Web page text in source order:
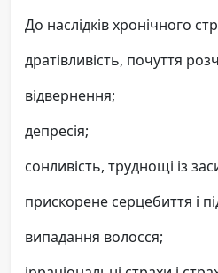
До наслідків хронічного
дратівливість, почуття
відвернення;
депресія;
сонливість, труднощі із
прискорене серцебиття і
випадання волосся;